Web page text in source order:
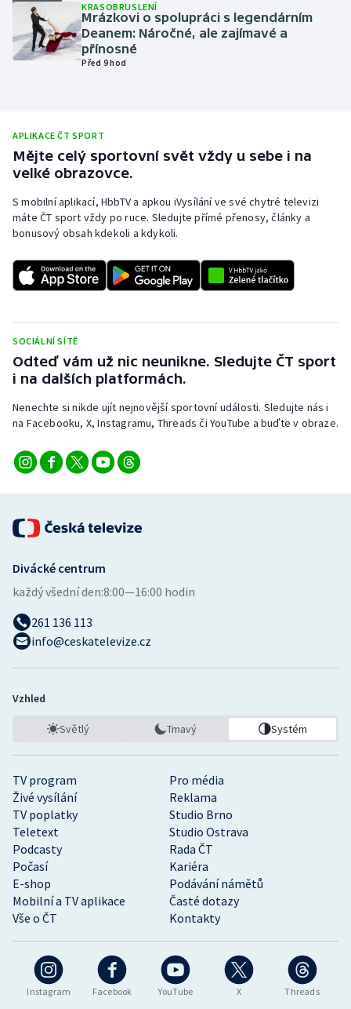
Parasport
Plavání
Ragby
Rychlobruslení
Rychlostní kanoistika
Short track
Sportovní střelba
Triatlon
Vodní slalom
Volejbal
KRASOBRUSLENÍ
Mrázkovi o spolupráci s legendárním
Deanem: Náročné, ale zajímavé a
přínosné
Před 9 hod
APLIKACE ČT SPORT
Mějte celý sportovní svět vždy u sebe i na
velké obrazovce.
S mobilní aplikací, HbbTV a apkou iVysílání ve své chytré televizi
máte ČT sport vždy po ruce. Sledujte přímé přenosy, články a
bonusový obsah kdekoli a kdykoli.
SOCIÁLNÍ SÍTĚ
Odteď vám už nic neunikne. Sledujte ČT sport
i na dalších platformách.
Nenechte si nikde ujít nejnovější sportovní události. Sledujte nás i
na Facebooku, X, Instagramu, Threads či YouTube a buďte v obraze.
Instagram Facebook YouTube X Threads
TV program
Pro média
Živé vysílání
Reklama
TV poplatky
Studio Brno
Teletext
Studio Ostrava
Podcasty
Rada ČT
Počasí
Kariéra
E-shop
Podávání námětů
Mobilní a TV aplikace
Časté dotazy
Vše o ČT
Kontakty
Divácké centrum
každý všední den:8:00—16:00 hodin
261 136 113
info@ceskatelevize.cz
Vzhled
Světlý Tmavý Systém